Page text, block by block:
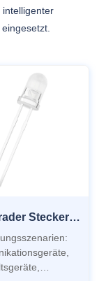
intelligenter
Ф5 Gerader Stecker LAMPE LED